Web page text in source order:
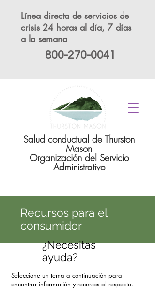
Línea directa de servicios de
crisis 24 horas al día, 7 días
a la semana
800-270-0041
Salud conductual de Thurston
Mason
Organización del Servicio
Administrativo
Recursos para el
consumidor
¿Necesitas
ayuda?
Seleccione un tema a continuación para
encontrar información y recursos al respecto.